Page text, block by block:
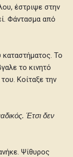
έστριψε στην
Φάντασμα από
καταστήματος. Το
το κινητό
Κοίταξε την
Έτσι δεν
Ψίθυρος